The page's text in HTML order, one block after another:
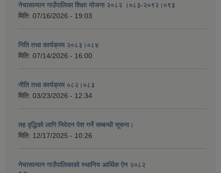
नेचासल्यान गाउँपालिका शिक्षा योजना २०८२ ।०८३-२०९२।०९३
मिति: 07/16/2026 - 19:03
निति तथा कार्यक्रम २०८३।०८४
मिति: 07/14/2026 - 16:00
नीति तथा कार्यक्रम ०८२।०८३
मिति: 03/23/2026 - 12:34
तह वृद्धिको लागि निवेदन पेश गर्ने सम्बन्धी सूचना।
मिति: 12/17/2025 - 10:26
नेचासल्यान गाउँपालिकाको स्थानिय आर्थिक ऐन २०८२